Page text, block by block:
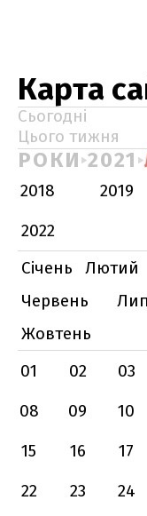
Карта
Сьогодні
Цього тижня
РОКИ 2021
2018 2019
2022
Січень
Лютий
Червень
Жовтень
01
02 03
08
09 10
15
16 17
22
23 24